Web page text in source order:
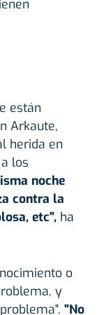
están
Arkaute,
herida en
los
noche
contra la
etc", ha
o
y
"No